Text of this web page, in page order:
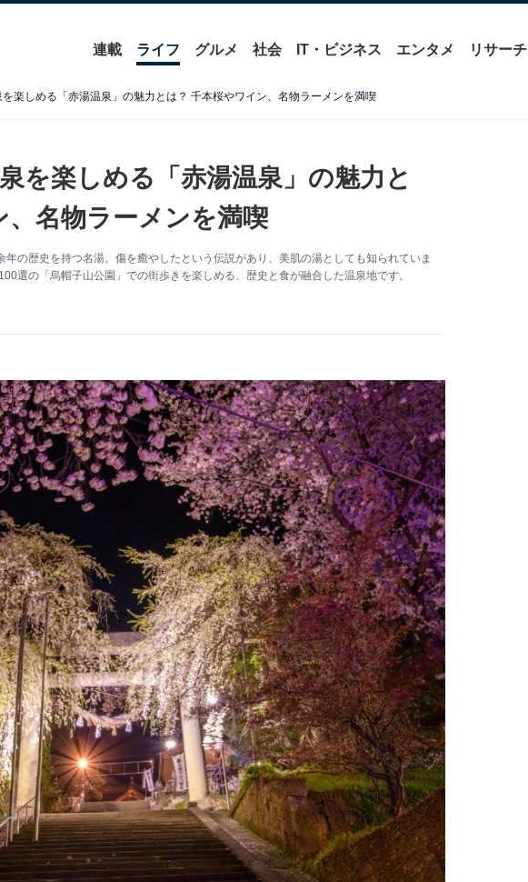
連載 ライフ グルメ 社会 IT・ビジネス エンタメ リサーチ
を楽しめる「赤湯温泉」の魅力とは？ 千本桜やワイン、名物ラーメンを満喫
を楽しめる「赤湯温泉」の魅力と
名物ラーメンを満喫
の歴史を持つ名湯。傷を癒やしたという伝説があり、美肌の湯としても知られていま
選の「烏帽子山公園」での街歩きを楽しめる、歴史と食が融合した温泉地です。